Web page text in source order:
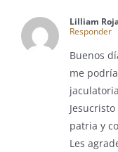
Lilliam
Responder
Buenos
me
patria y
Les